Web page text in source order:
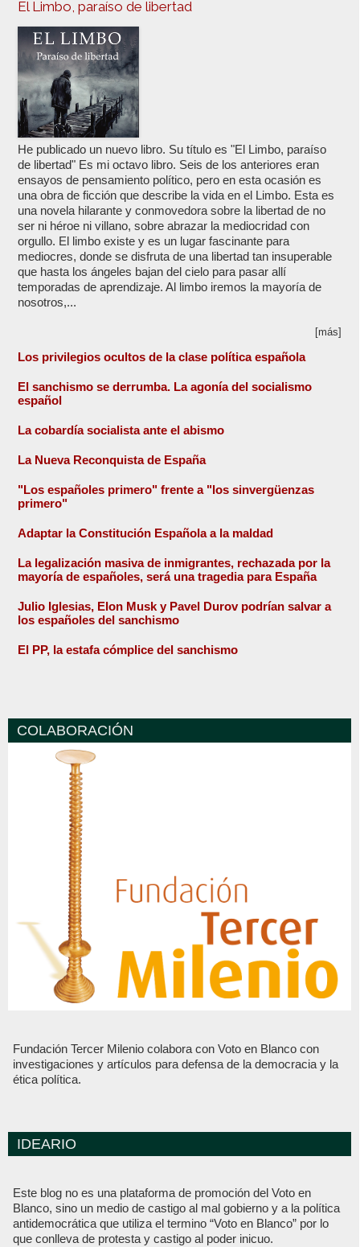
El Limbo, paraíso de libertad
He publicado un nuevo libro. Su título es "El Limbo, paraíso
de libertad" Es mi octavo libro. Seis de los anteriores eran
ensayos de pensamiento político, pero en esta ocasión es
una obra de ficción que describe la vida en el Limbo. Esta es
una novela hilarante y conmovedora sobre la libertad de no
ser ni héroe ni villano, sobre abrazar la mediocridad con
orgullo. El limbo existe y es un lugar fascinante para
mediocres, donde se disfruta de una libertad tan insuperable
que hasta los ángeles bajan del cielo para pasar allí
temporadas de aprendizaje. Al limbo iremos la mayoría de
nosotros,...
[más]
Los privilegios ocultos de la clase política española
El sanchismo se derrumba. La agonía del socialismo
español
La cobardía socialista ante el abismo
La Nueva Reconquista de España
"Los españoles primero" frente a "los sinvergüenzas
primero"
Adaptar la Constitución Española a la maldad
La legalización masiva de inmigrantes, rechazada por la
mayoría de españoles, será una tragedia para España
Julio Iglesias, Elon Musk y Pavel Durov podrían salvar a
los españoles del sanchismo
El PP, la estafa cómplice del sanchismo
COLABORACIÓN
Fundación Tercer Milenio colabora con Voto en Blanco con
investigaciones y artículos para defensa de la democracia y la
ética política.
IDEARIO
Este blog no es una plataforma de promoción del Voto en
Blanco, sino un medio de castigo al mal gobierno y a la política
antidemocrática que utiliza el termino “Voto en Blanco” por lo
que conlleva de protesta y castigo al poder inicuo.